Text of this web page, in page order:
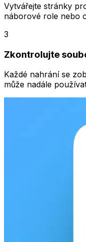
Vytvářejte stránky
náborové role nebo
3
Zkontrolujte
Každé nahrání se
může nadále